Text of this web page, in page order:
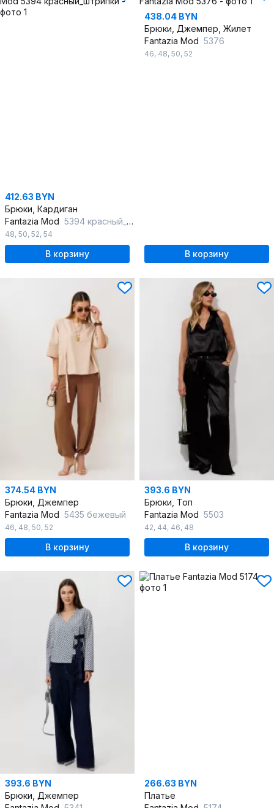
412.63 BYN
Брюки, Кардиган
Fantazia Mod 5394 красный_штрипки
48, 50, 52, 54
В корзину
438.04 BYN
Брюки, Джемпер, Жилет
Fantazia Mod 5376
46, 48, 50, 52
В корзину
374.54 BYN
Брюки, Джемпер
Fantazia Mod 5435 бежевый
46, 48, 50, 52
В корзину
393.6 BYN
Брюки, Топ
Fantazia Mod 5503
42, 44, 46, 48
В корзину
393.6 BYN
Брюки, Джемпер
266.63 BYN
Платье